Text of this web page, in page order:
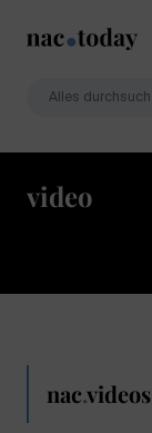
video
nac.videos